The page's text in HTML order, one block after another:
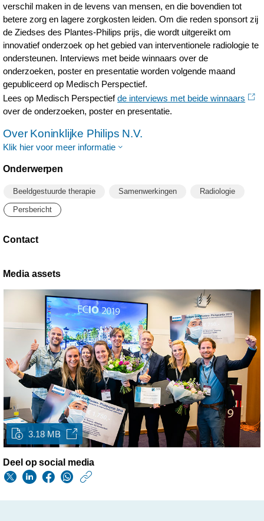
verschil maken in de levens van mensen, en die bovendien tot
betere zorg en lagere zorgkosten leiden. Om die reden sponsort zij
de Ziedses des Plantes-Philips prijs, die wordt uitgereikt om
innovatief onderzoek op het gebied van interventionele radiologie te
ondersteunen. Interviews met beide winnaars over de
onderzoeken, poster en presentatie worden volgende maand
gepubliceerd op Medisch Perspectief.
Lees op Medisch Perspectiefde interviews met beide winnaars
over de onderzoeken, poster en presentatie.
Over Koninklijke Philips N.V.
Klik hier voor meer informatie
Onderwerpen
Beeldgestuurde therapie Samenwerkingen Radiologie
Persbericht
Contact
Media assets
3.18 MB
Deel op social media
w/about/news/